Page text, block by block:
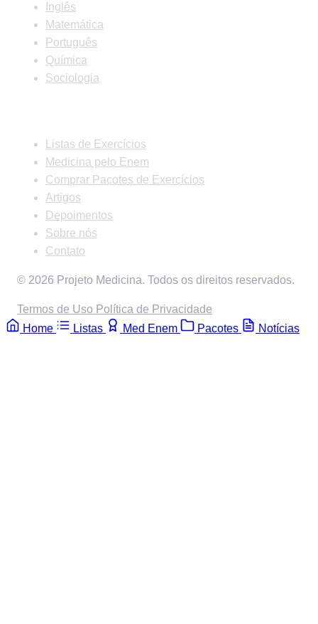
Inglês
Matemática
Português
Química
Sociologia
Listas de Exercícios
Medicina pelo Enem
Comprar Pacotes de Exercícios
Artigos
Depoimentos
Sobre nós
Contato
© 2026 Projeto Medicina. Todos os direitos reservados.
Termos de Uso Política de Privacidade
Home
Listas Med Enem Pacotes Notícias